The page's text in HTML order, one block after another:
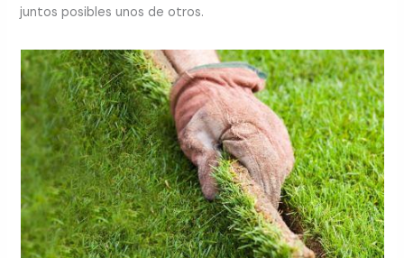
juntos posibles unos de otros.